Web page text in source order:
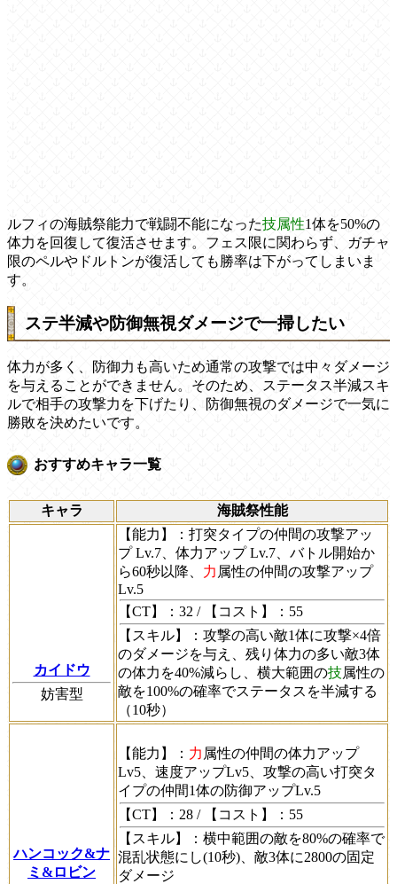
ルフィの海賊祭能力で戦闘不能になった技属性1体を50%の
体力を回復して復活させます。フェス限に関わらず、ガチャ
限のペルやドルトンが復活しても勝率は下がってしまいま
す。
ステ半減や防御無視ダメージで一掃したい
体力が多く、防御力も高いため通常の攻撃では中々ダメージ
を与えることができません。そのため、ステータス半減スキ
ルで相手の攻撃力を下げたり、防御無視のダメージで一気に
勝敗を決めたいです。
おすすめキャラ一覧
キャラ 海賊祭性能
カイドウ
妨害型
【能力】
：打突タイプの仲間の攻撃アッ
プ Lv.7、体力アップ Lv.7、バトル開始か
ら60秒以降、 力 属性の仲間の攻撃アップ
Lv.5
【CT】
：32 / 【コスト】
：55
【スキル】
：攻撃の高い敵1体に攻撃×4倍
のダメージを与え、残り体力の多い敵3体
の体力を40%減らし、横大範囲の技属性の
敵を100%の確率でステータスを半減する
（10秒）
ハンコック&ナ
ミ&ロビン
【能力】 ： 力 属性の仲間の体力アップ
Lv5、速度アップLv5、攻撃の高い打突タ
イプの仲間1体の防御アップLv.5
【CT】
：28 / 【コスト】
：55
【スキル】
：横中範囲の敵を80%の確率で
混乱状態にし(10秒)、敵3体に2800の固定
ダメージ